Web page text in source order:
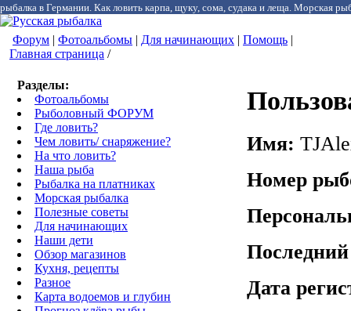
рыбалка в Германии. Как ловить карпа, щуку, сома, судака и леща. Морская
Форум | Фотоальбомы | Для начинающих | Помощь |
Главная страница /
Разделы:
Фотоальбомы
Рыболовный ФОРУМ
Где ловить?
Чем ловить/ снаряжение?
На что ловить?
Наша рыба
Рыбалка на платниках
Морская рыбалка
Полезные советы
Для начинающих
Наши дети
Обзор магазинов
Кухня, рецепты
Разное
Карта водоемов и глубин
Имя:
Номер
Дата